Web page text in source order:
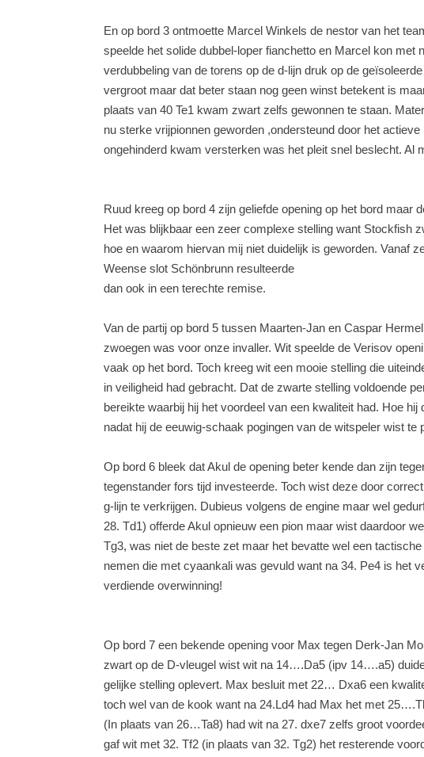
En op bord 3 ontmoette Marcel Winkels de nestor van het
speelde het solide dubbel-loper fianchetto en Marcel kon
verdubbeling van de torens op de d-lijn druk op de
vergroot maar dat beter staan nog geen winst betekent is
plaats van 40 Te1 kwam zwart zelfs gewonnen te staan.
nu sterke vrijpionnen geworden ,ondersteund door het
ongehinderd kwam versterken was het pleit snel beslecht. Al
Ruud kreeg op bord 4 zijn geliefde opening op het bord maar
Het was blijkbaar een zeer complexe stelling want Stockfish
hoe en waarom hiervan mij niet duidelijk is geworden. Vanaf
Weense slot Schönbrunn resulteerde
dan ook in een terechte remise.
Van de partij op bord 5 tussen Maarten-Jan en Caspar
zwoegen was voor onze invaller. Wit speelde de Verisov
vaak op het bord. Toch kreeg wit een mooie stelling die
in veiligheid had gebracht. Dat de zwarte stelling voldoende
bereikte waarbij hij het voordeel van een kwaliteit had. Hoe
nadat hij de eeuwig-schaak pogingen van de witspeler wist te
Op bord 6 bleek dat Akul de opening beter kende dan zijn
tegenstander fors tijd investeerde. Toch wist deze door
g-lijn te verkrijgen. Dubieus volgens de engine maar wel
28. Td1) offerde Akul opnieuw een pion maar wist daardoor
Tg3, was niet de beste zet maar het bevatte wel een
nemen die met cyaankali was gevuld want na 34. Pe4 is het
verdiende overwinning!
Op bord 7 een bekende opening voor Max tegen Derk-Jan
zwart op de D-vleugel wist wit na 14….Da5 (ipv 14….a5)
gelijke stelling oplevert. Max besluit met 22… Dxa6 een
toch wel van de kook want na 24.Ld4 had Max het met
(In plaats van 26…Ta8) had wit na 27. dxe7 zelfs groot
gaf wit met 32. Tf2 (in plaats van 32. Tg2) het resterende